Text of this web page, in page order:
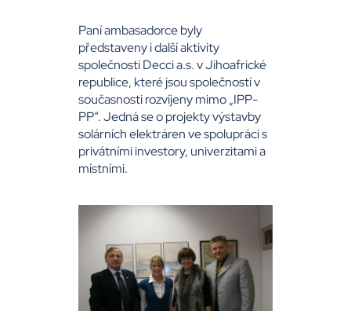
Paní ambasadorce byly
představeny i další aktivity
společnosti Decci a.s. v Jihoafrické
republice, které jsou společností v
současnosti rozvíjeny mimo „IPP-
PP“. Jedná se o projekty výstavby
solárních elektráren ve spolupráci s
privátními investory, univerzitami a
místními.